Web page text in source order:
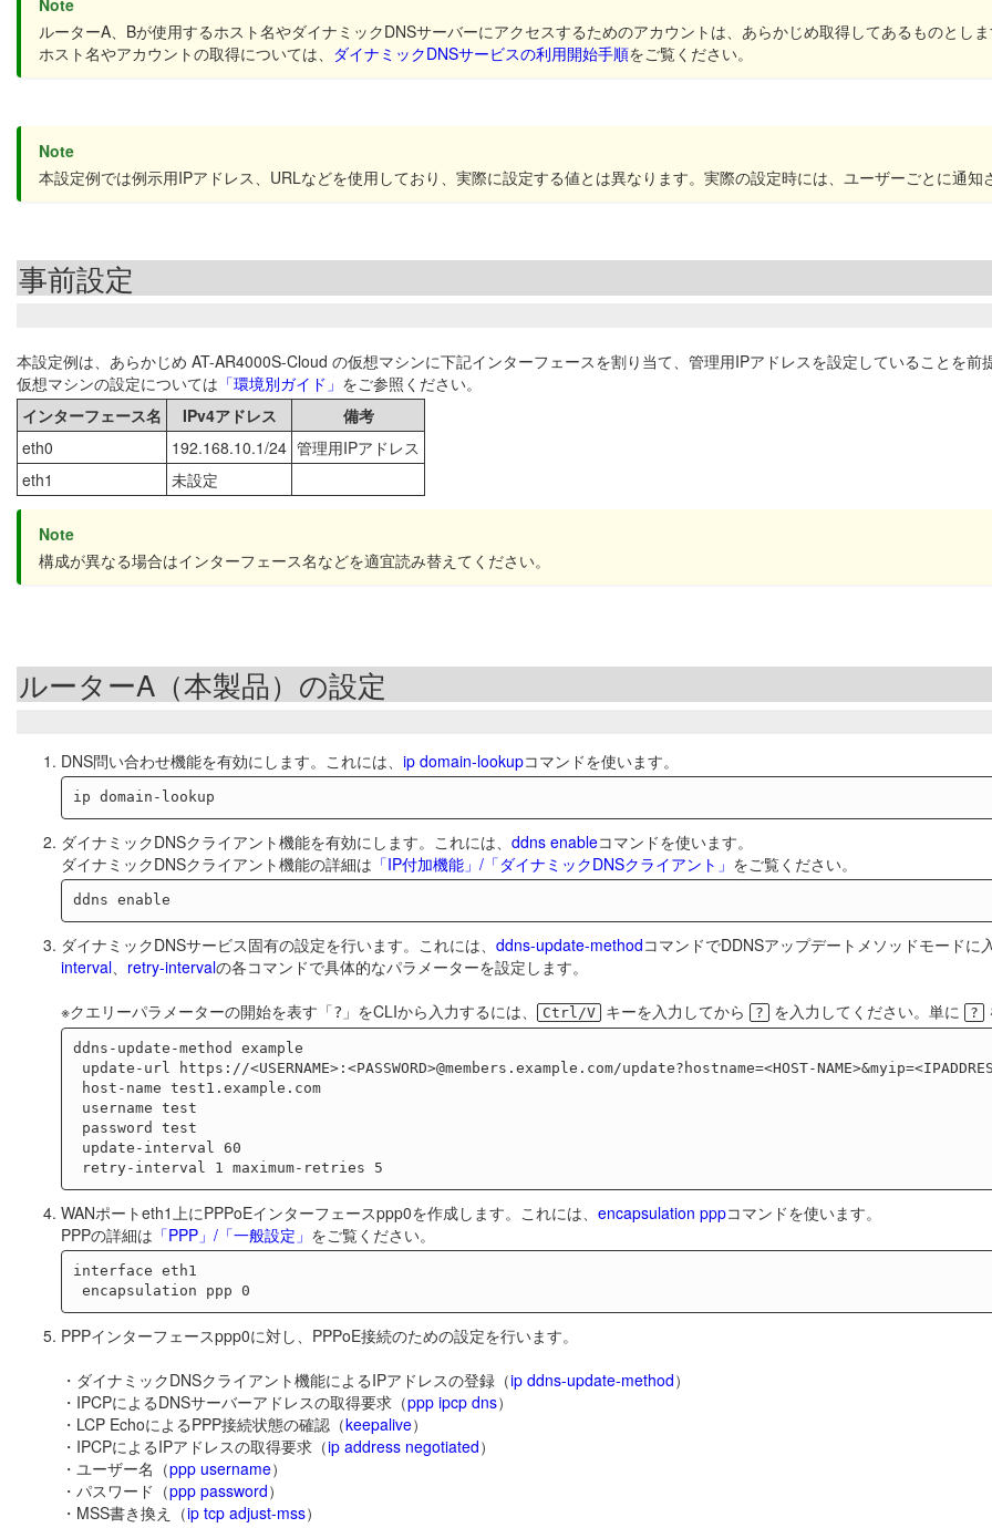
ルーターA、Bが使用するホスト名やダイナミックDNSサーバーにアクセスするためのアカウントは、あらかじめ取得してあるものとし
ホスト名やアカウントの取得については、 ダイナミックDNSサービスの利用開始手順をご覧ください。
Note
本設定例では例示用IPアドレス、URLなどを使用しており、実際に設定する値とは異なります。実際の設定時には、ユーザーごとに通
事前設定
本設定例は、あらかじめ AT-AR4000S-Cloud の仮想マシンに下記インターフェースを割り当て、管理用IPアドレスを設定していることを前
仮想マシンの設定については 「環境別ガイド」 をご参照ください。
インターフェース名
IPv4アドレス
備考
eth0
192.168.10.1/24 管理用IPアドレス
eth1
未設定
Note
構成が異なる場合はインターフェース名などを適宜読み替えてください。
ルーターA（本製品）の設定
DNS問い合わせ機能を有効にします。これには、 ip domain-lookupコマンドを使います。
ダイナミックDNSクライアント機能を有効にします。これには、 ddns enableコマンドを使います。
ダイナミックDNSクライアント機能の詳細は 「IP付加機能」/「ダイナミックDNSクライアント」 をご覧ください。
ダイナミックDNSサービス固有の設定を行います。これには、 ddns-update-methodコマンドでDDNSアップデートメソッドモードに
interval
retry-intervalの各コマンドで具体的なパラメーターを設定します。
※クエリーパラメーターの開始を表す「? 」をCLIから入力するには、 Ctrl/V キーを入力してから ? を入力してください。単に ?
ddns-update-method example
WANポートeth1上にPPPoEインターフェースppp0を作成します。これには、 encapsulation pppコマンドを使います。
PPPの詳細は 「PPP」/「一般設定」 をご覧ください。
interface eth1
PPPインターフェースppp0に対し、PPPoE接続のための設定を行います。
・ダイナミックDNSクライアント機能によるIPアドレスの登録（ip ddns-update-method）
・IPCPによるDNSサーバーアドレスの取得要求（ppp ipcp dns）
・LCP EchoによるPPP接続状態の確認（keepalive）
・IPCPによるIPアドレスの取得要求（ip address negotiated）
・ユーザー名（ppp username）
・パスワード（ppp password）
・MSS書き換え（ip tcp adjust-mss）